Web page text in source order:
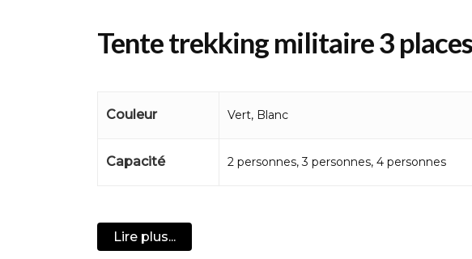
Tente trekking militaire 3
Cette tente trekking militaire 3 places est l’abri idéal
ventilation, réduisant la condensation et offrant un
Couleur Vert, Blanc
Capacité 2 personnes, 3 personnes, 4 personnes
Lire plus...